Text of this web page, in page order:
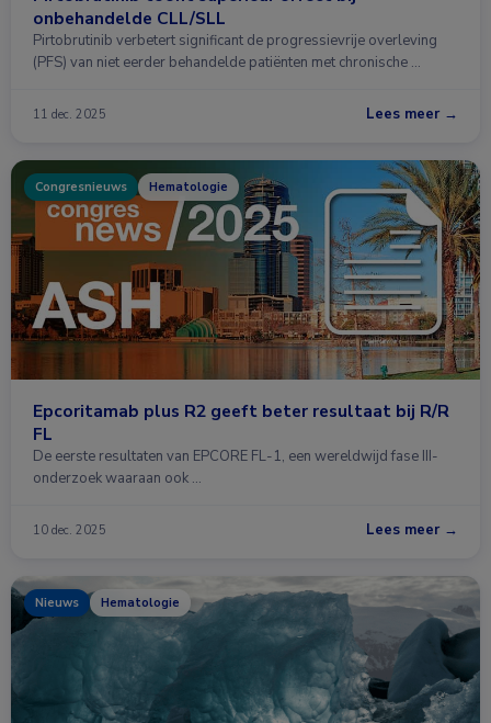
onbehandelde CLL/SLL
Pirtobrutinib verbetert significant de progressievrije overleving
(PFS) van niet eerder behandelde patiënten met chronische …
11 dec. 2025 Lees meer →
Congresnieuws Hematologie
Epcoritamab plus R2 geeft beter resultaat bij R/R
FL
De eerste resultaten van EPCORE FL-1, een wereldwijd fase III-
onderzoek waaraan ook …
10 dec. 2025 Lees meer →
Nieuws Hematologie